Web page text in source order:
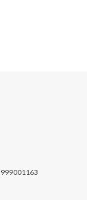
999001163